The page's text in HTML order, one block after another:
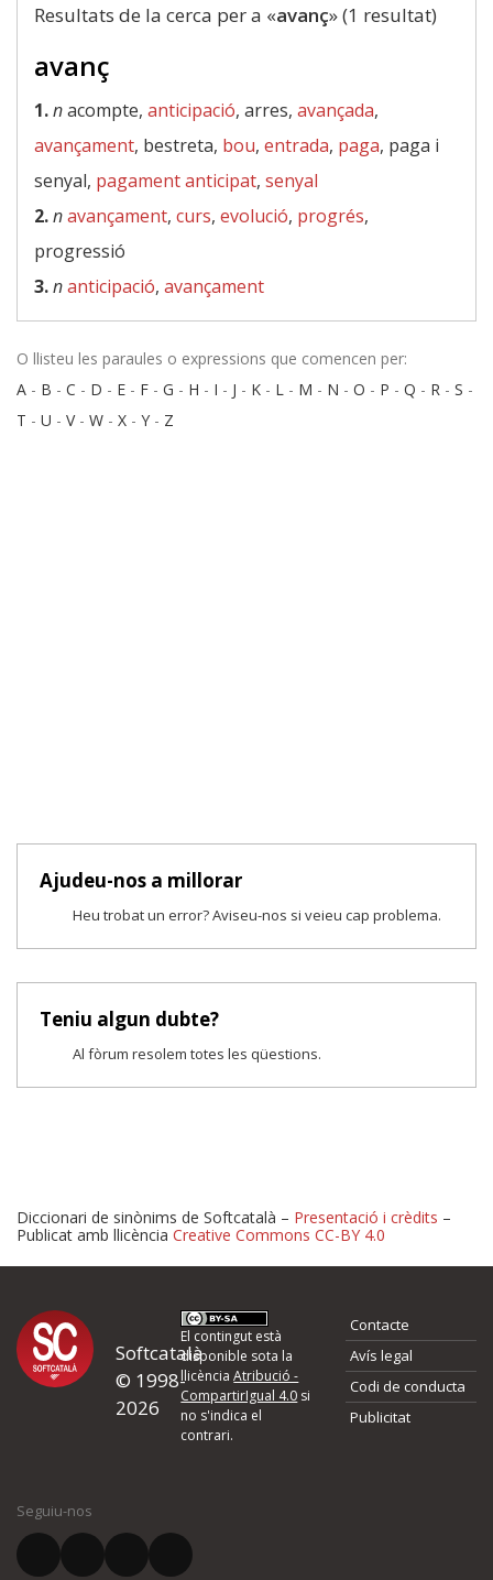
Resultats de la cerca per a «avanç» (1 resultat)
avanç
1.nacompte, anticipació, arres, avançada,
avançament, bestreta, bou, entrada, paga, paga i
senyal, pagament anticipat, senyal
2.navançament, curs, evolució, progrés,
progressió
3.nanticipació, avançament
O llisteu les paraules o expressions que comencen per:
A - B - C - D - E - F - G - H - I - J - K - L - M - N - O - P - Q - R - S -
T - U - V- W - X - Y - Z
Ajudeu-nos a millorar
Heu trobat un error? Aviseu-nos si veieu cap problema.
Teniu algun dubte?
Al fòrum resolem totes les qüestions.
Proposeu-nos millores o
d'errors
Si heu trobat un error o voleu proposar alguna millora, ompliu els
quina és la millora que proposeu o l'error del qual voleu informar-
El vostre correu electrònic *
Diccionari de sinònims de Softcatalà – Presentació i crèdits –
Publicat amb llicència Creative Commons CC-BY 4.0
Softcatalà
© 1998-
2026
El contingut està
disponible sota la
llicènciaAtribució -
CompartirIgual 4.0 si
no s'indica el
contrari.
Contacte
Avís legal
Codi de conducta
Publicitat
Seguiu-nos